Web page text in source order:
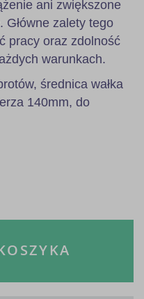
ani zwiększone
zalety tego
pracy oraz zdolność
warunkach.
średnica wałka
140mm, do